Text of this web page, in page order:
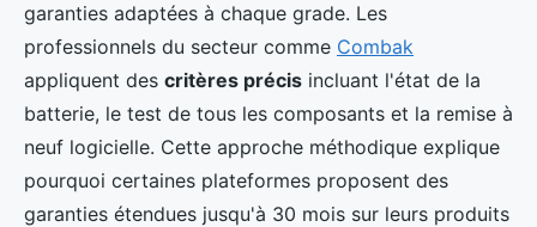
garanties adaptées à chaque grade. Les
professionnels du secteur comme Combak
appliquent des critères précis incluant l'état de la
batterie, le test de tous les composants et la remise à
neuf logicielle. Cette approche méthodique explique
pourquoi certaines plateformes proposent des
garanties étendues jusqu'à 30 mois sur leurs produits